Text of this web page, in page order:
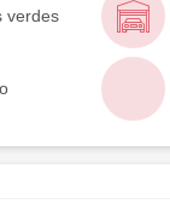
verdes